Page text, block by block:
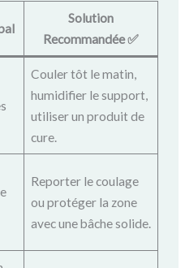
Solution
Recommandée ✅
Couler tôt le matin,
humidifier le support,
utiliser un produit de
cure.
Reporter le coulage
ou protéger la zone
avec une bâche solide.